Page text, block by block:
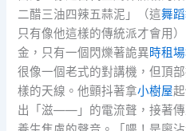
二醋三油四辣五蒜泥」（這舞
只有像他這樣的傳統派才會用
金，只有一個閃爍著詭異時租
很像一個老式的對講機，但頂
樣的天線。他顫抖著拿小樹屋
出「滋——」的電流聲，接著傳